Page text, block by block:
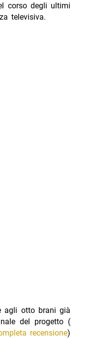
corso degli ultimi
televisiva.
agli otto brani già
del progetto (
recensione)